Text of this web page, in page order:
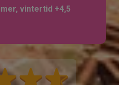
vintertid +4,5